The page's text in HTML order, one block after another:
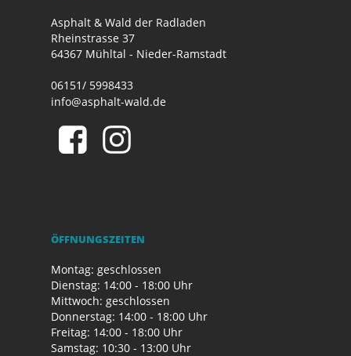
Asphalt & Wald der Radladen
Rheinstrasse 37
64367 Mühltal - Nieder-Ramstadt
06151/ 5998433
info@asphalt-wald.de
ÖFFNUNGSZEITEN
Montag: geschlossen
Dienstag: 14:00 - 18:00 Uhr
Mittwoch: geschlossen
Donnerstag: 14:00 - 18:00 Uhr
Freitag: 14:00 - 18:00 Uhr
Samstag: 10:30 - 13:00 Uhr